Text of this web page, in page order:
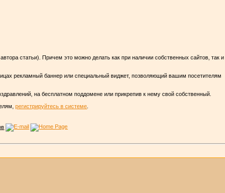
статьи). Причем это можно делать как при наличии собственных сайтов, так и
рекламный баннер или специальный виджет, позволяющий вашим посетителям
на бесплатном поддомене или прикрепив к нему свой собственный.
регистрируйтесь в системе